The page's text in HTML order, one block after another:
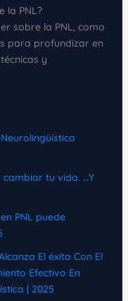
la PNL?
sobre la PNL, como
para profundizar en
y
tu vida. …Y
PNL puede
El éxito Con El
Efectivo En
| 2025